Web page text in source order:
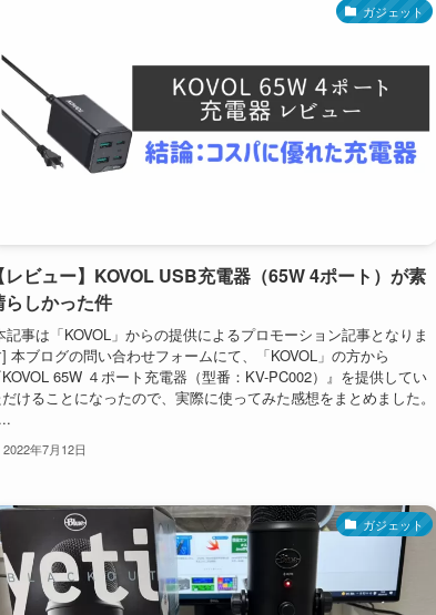
ガジェット
【レビュー】KOVOL USB充電器（65W 4ポート）が素
らしかった件
記事は「KOVOL」からの提供によるプロモーション記事となりま
本ブログの問い合わせフォームにて、「KOVOL」の方から
KOVOL 65W ４ポート充電器（型番：KV-PC002）』を提供してい
けることになったので、実際に使ってみた感想をまとめました。
2022年7月12日
ガジェット